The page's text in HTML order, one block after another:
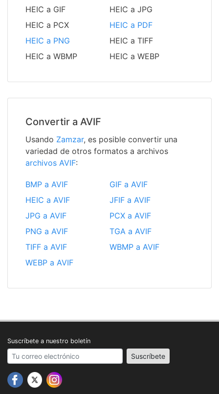
HEIC a GIF
HEIC a JPG
HEIC a PCX
HEIC a PDF
HEIC a PNG
HEIC a TIFF
HEIC a WBMP
HEIC a WEBP
Convertir a AVIF
Usando Zamzar, es posible convertir una
variedad de otros formatos a archivos
archivos AVIF:
BMP a AVIF
GIF a AVIF
HEIC a AVIF
JFIF a AVIF
JPG a AVIF
PCX a AVIF
PNG a AVIF
TGA a AVIF
TIFF a AVIF
WBMP a AVIF
WEBP a AVIF
Suscríbete a nuestro boletín
Your email address Suscríbete